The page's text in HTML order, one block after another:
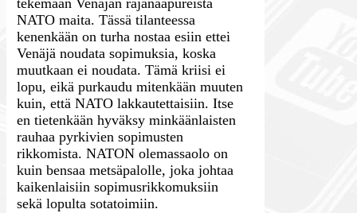
tekemään Venäjän rajanaapureista
NATO maita. Tässä tilanteessa
kenenkään on turha nostaa esiin ettei
Venäjä noudata sopimuksia, koska
muutkaan ei noudata. Tämä kriisi ei
lopu, eikä purkaudu mitenkään muuten
kuin, että NATO lakkautettaisiin. Itse
en tietenkään hyväksy minkäänlaisten
rauhaa pyrkivien sopimusten
rikkomista. NATON olemassaolo on
kuin bensaa metsäpalolle, joka johtaa
kaikenlaisiin sopimusrikkomuksiin
sekä lopulta sotatoimiin.